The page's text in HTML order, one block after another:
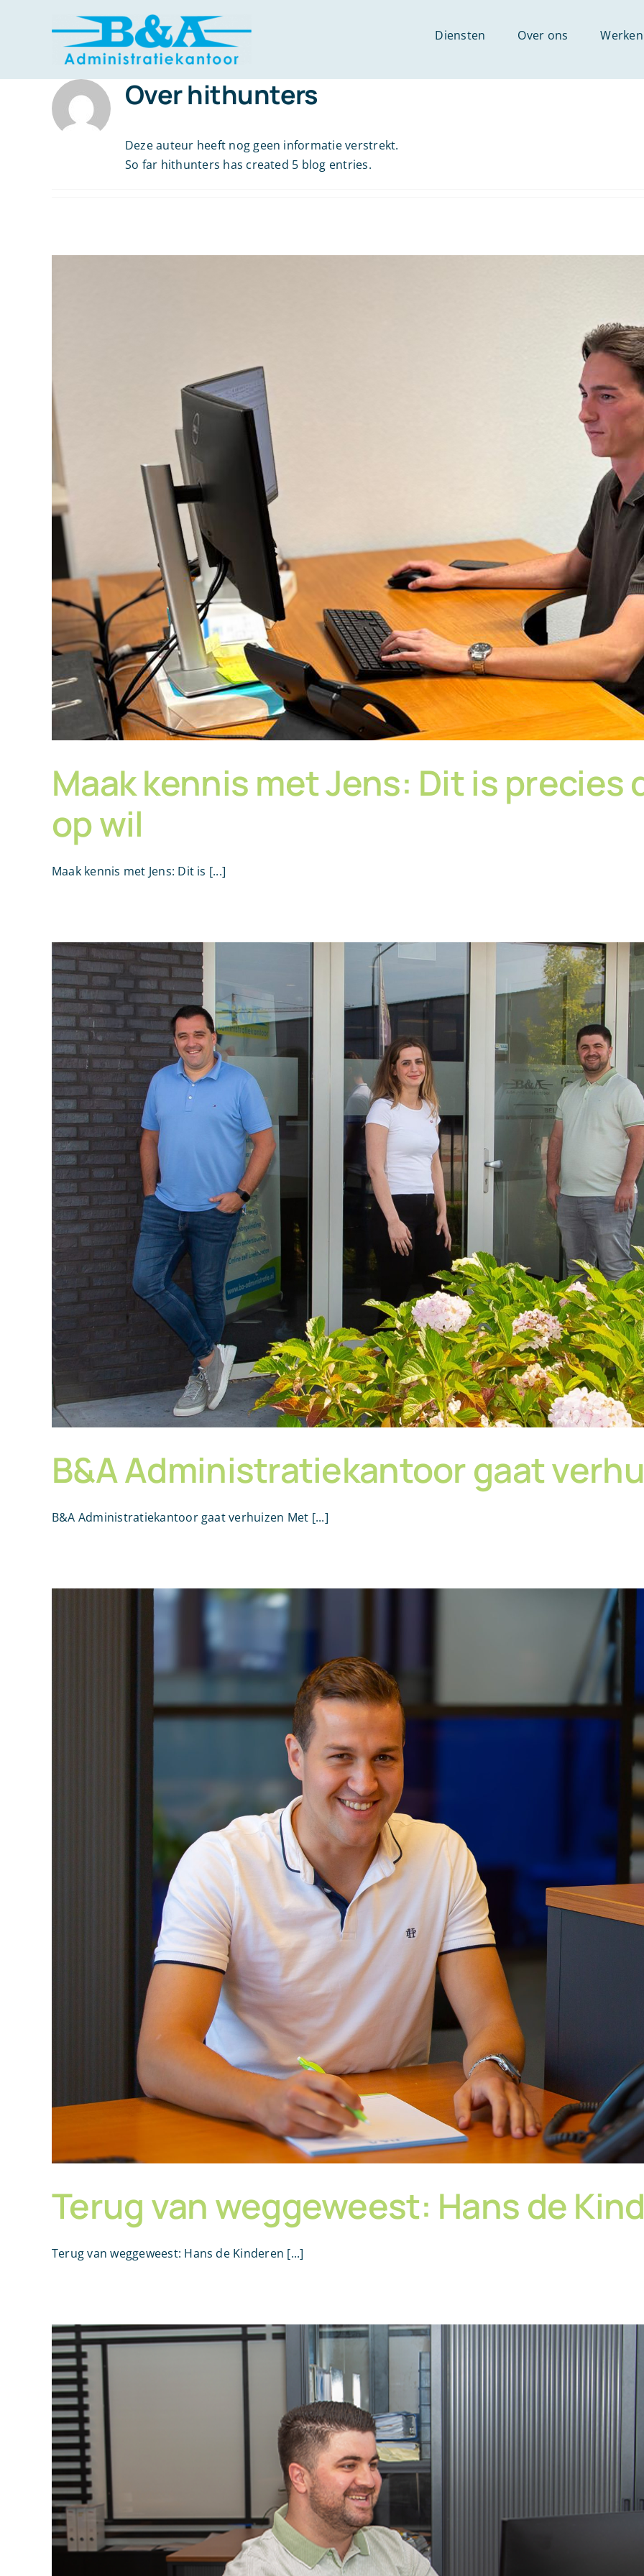
Diensten Over ons
Overhithunters
Deze auteur heeft nog geen informatie verstrekt.
So far hithunters has created 5 blog entries.
Maak kennis met Jens: Dit is precies
op wil
Maak kennis met Jens: Dit is [...]
B&A Administratiekantoor gaat
B&A Administratiekantoor gaat verhuizen Met [...]
Terug van weggeweest: Hans de
Terug van weggeweest: Hans de Kinderen [...]